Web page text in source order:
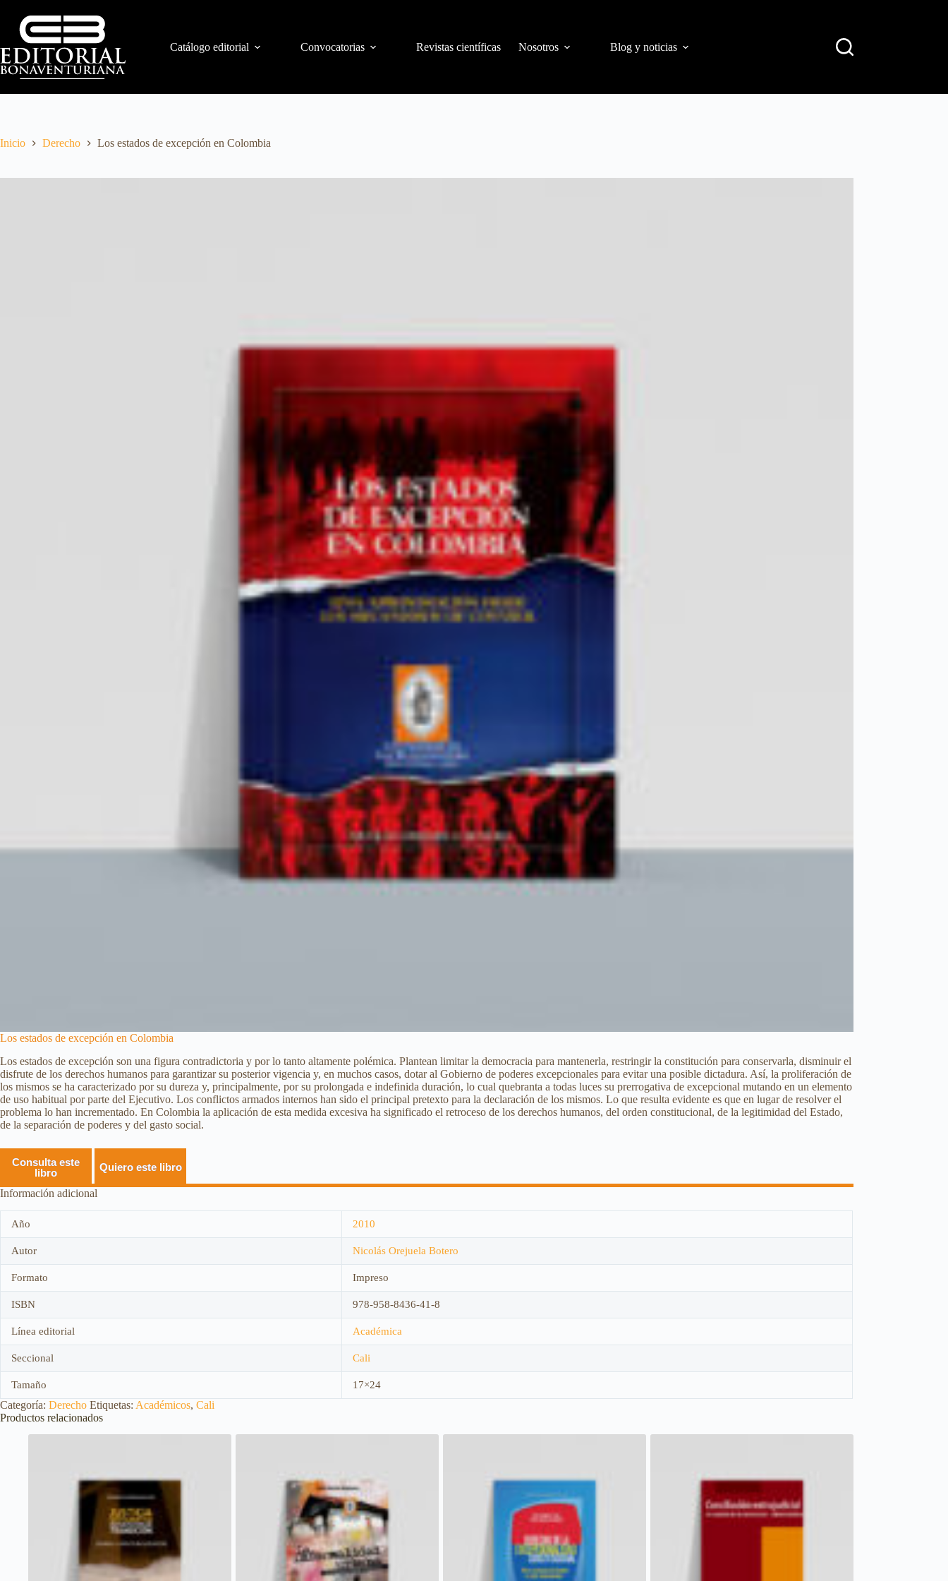
Catálogo editorial Convocatorias Revistas científicas Nosotros Blog y noticias
Inicio Derecho Los estados de excepción en Colombia
Los estados de excepción en Colombia
Los estados de excepción son una figura contradictoria y por lo tanto altamente polémica. Plantean limitar la democracia para mantenerla, restringir la constitución para conservarla, disminuir el
disfrute de los derechos humanos para garantizar su posterior vigencia y, en muchos casos, dotar al Gobierno de poderes excepcionales para evitar una posible dictadura. Así, la proliferación de
los mismos se ha caracterizado por su dureza y, principalmente, por su prolongada e indefinida duración, lo cual quebranta a todas luces su prerrogativa de excepcional mutando en un elemento
de uso habitual por parte del Ejecutivo. Los conflictos armados internos han sido el principal pretexto para la declaración de los mismos. Lo que resulta evidente es que en lugar de resolver el
problema lo han incrementado. En Colombia la aplicación de esta medida excesiva ha significado el retroceso de los derechos humanos, del orden constitucional, de la legitimidad del Estado,
de la separación de poderes y del gasto social.
Consulta este
libro
Quiero este libro
Información adicional
Año 2010
Autor Nicolás Orejuela Botero
Formato Impreso
ISBN 978-958-8436-41-8
Línea editorial Académica
Seccional Cali
Tamaño 17×24
Categoría: Derecho Etiquetas: Académicos, Cali
Productos relacionados